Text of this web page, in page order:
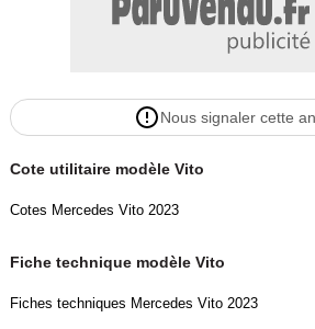
Nous signaler cette
Cote utilitaire modèle Vito
Cotes Mercedes Vito 2023
Fiche technique modèle Vito
Fiches techniques Mercedes Vito 2023